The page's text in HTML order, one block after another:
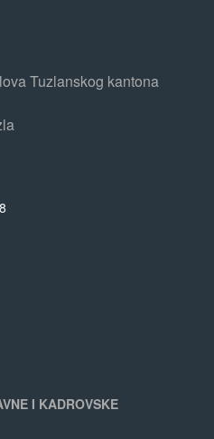
Tuzlanskog kantona
I KADROVSKE